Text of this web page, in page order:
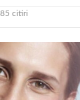
85 citiri